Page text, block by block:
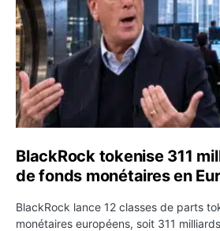
BlackRock tokenise 311
de fonds monétaires en
BlackRock lance 12 classes de parts
monétaires européens, soit 311